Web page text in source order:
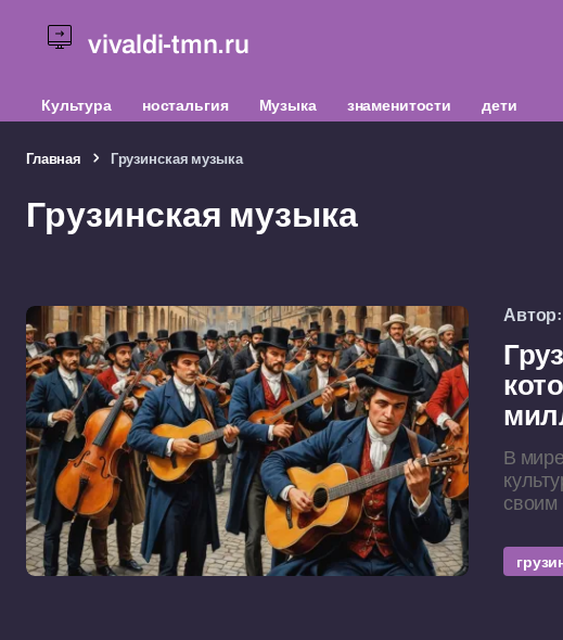
vivaldi-tmn.ru
Культура ностальгия Музыка знаменитости дети
Главная Грузинская музыка
Грузинская музыка
Автор:
В
своим